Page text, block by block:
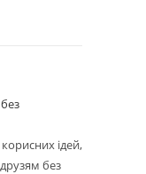
ідей,
без